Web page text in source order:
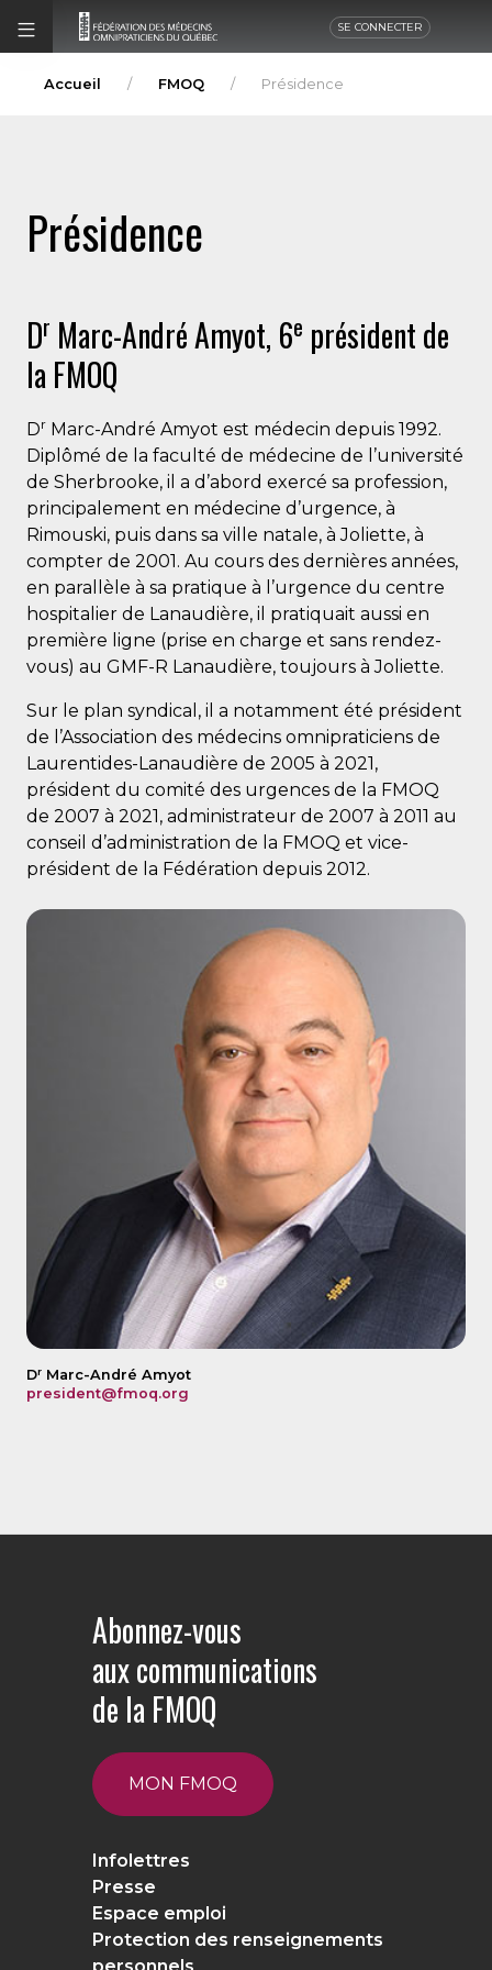
SE CONNECTER
Accueil FMOQ Présidence
Présidence
Dr Marc-André Amyot, 6e président de
la FMOQ
Dr Marc-André Amyot est médecin depuis 1992.
Diplômé de la faculté de médecine de l’université
de Sherbrooke, il a d’abord exercé sa profession,
principalement en médecine d’urgence, à
Rimouski, puis dans sa ville natale, à Joliette, à
compter de 2001. Au cours des dernières années,
en parallèle à sa pratique à l’urgence du centre
hospitalier de Lanaudière, il pratiquait aussi en
première ligne (prise en charge et sans rendez-
vous) au GMF-R Lanaudière, toujours à Joliette.
Sur le plan syndical, il a notamment été président
de l’Association des médecins omnipraticiens de
Laurentides-Lanaudière de 2005 à 2021,
président du comité des urgences de la FMOQ
de 2007 à 2021, administrateur de 2007 à 2011 au
conseil d’administration de la FMOQ et vice-
président de la Fédération depuis 2012.
Dr Marc-André Amyot
president@fmoq.org
Abonnez-vous
aux communications
de la FMOQ
MON FMOQ
Infolettres
Presse
Espace emploi
Protection des renseignements